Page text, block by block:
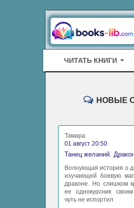
ЧИТАТЬ КНИГИ
НОВЫЕ
Тамара
01 август 20:50
Волнующая история о
изучающей боевую
драконе. Но слишком
ее однокурсник
чуть не испортил